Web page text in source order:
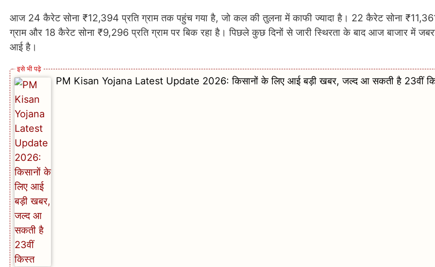
आज 24 कैरेट सोना ₹12,394 प्रति ग्राम तक पहुंच गया है, जो कल की तुलना में काफी ज्यादा है। 22 कैरेट सोना
ग्राम और 18 कैरेट सोना ₹9,296 प्रति ग्राम पर बिक रहा है। पिछले कुछ दिनों से जारी स्थिरता के बाद आज बाजार में
आई है।
PM Kisan Yojana Latest Update 2026: किसानों के लिए आई बड़ी खबर, जल्द आ सकती है 23वीं